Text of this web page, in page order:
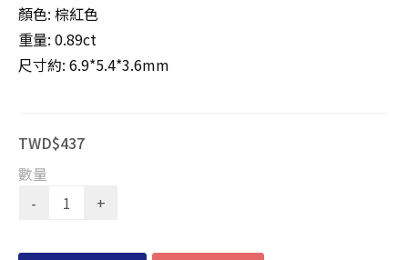
顏色: 棕紅色
重量: 0.89ct
尺寸約: 6.9*5.4*3.6mm
TWD$437
數量